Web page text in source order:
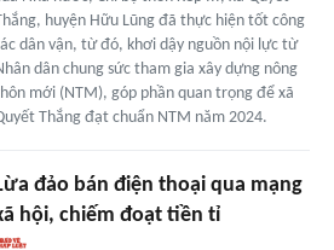
huyện Hữu Lũng đã thực hiện tốt công
dân vận, từ đó, khơi dậy nguồn nội lực từ
dân chung sức tham gia xây dựng nông
mới (NTM), góp phần quan trọng để xã
Thắng đạt chuẩn NTM năm 2024.
đảo bán điện thoại qua mạng
hội, chiếm đoạt tiền tỉ